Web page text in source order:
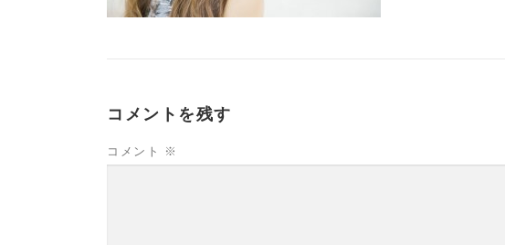
コメントを残す
コメント ※